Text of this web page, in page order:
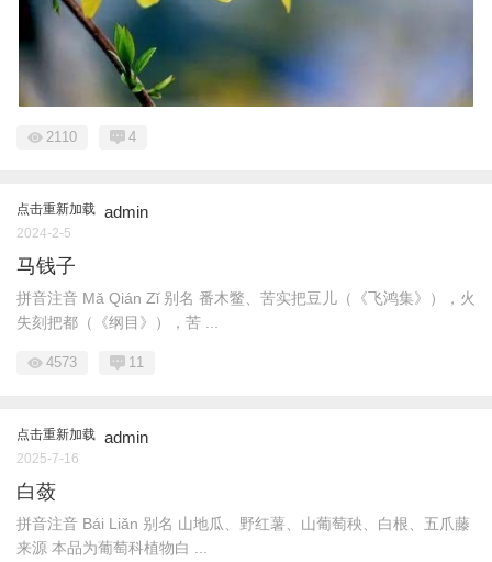
2110 4
点击重新加载 admin
2024-2-5
马钱子
拼音注音 Mǎ Qián Zǐ 别名 番木鳖、苦实把豆儿（《飞鸿集》），火
失刻把都（《纲目》），苦 ...
4573 11
点击重新加载 admin
2025-7-16
白蔹
拼音注音 Bái Liǎn 别名 山地瓜、野红薯、山葡萄秧、白根、五爪藤
来源 本品为葡萄科植物白 ...